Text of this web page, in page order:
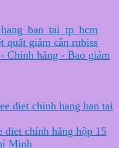
quất giảm cân rubiss
Chính hãng - Bao giảm
diet chính hãng hộp 15
Minh